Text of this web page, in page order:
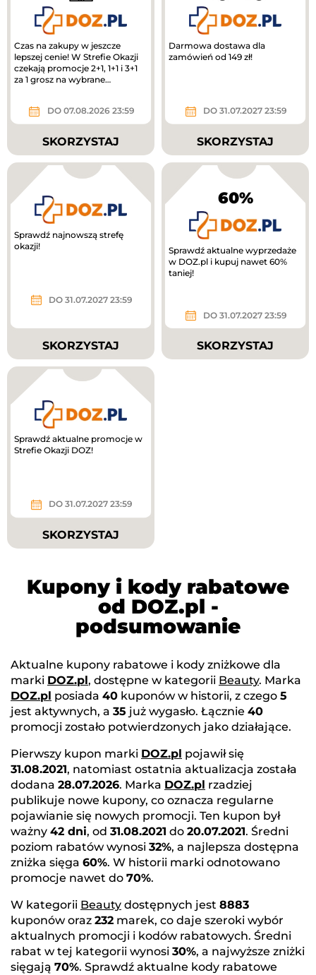
Czas na zakupy w jeszcze
lepszej cenie! W Strefie Okazji
czekają promocje 2+1, 1+1 i 3+1
za 1 grosz na wybrane
DO 07.08.2026 23:59
SKORZYSTAJ
Darmowa dostawa dla
zamówień od 149 zł!
DO 31.07.2027 23:59
SKORZYSTAJ
Sprawdź najnowszą strefę
okazji!
DO 31.07.2027 23:59
SKORZYSTAJ
60%
Sprawdź aktualne wyprzedaże
w DOZ.pl i kupuj nawet 60%
taniej!
DO 31.07.2027 23:59
SKORZYSTAJ
Sprawdź aktualne promocje w
Strefie Okazji DOZ!
DO 31.07.2027 23:59
SKORZYSTAJ
Kupony i kody rabatowe
od DOZ.pl -
podsumowanie
Aktualne kupony rabatowe i kody zniżkowe dla
marki DOZ.pl, dostępne w kategorii Beauty. Marka
DOZ.pl posiada 40 kuponów w historii, z czego 5
jest aktywnych, a 35 już wygasło. Łącznie 40
promocji zostało potwierdzonych jako działające.
Pierwszy kupon marki DOZ.pl pojawił się
31.08.2021, natomiast ostatnia aktualizacja została
dodana 28.07.2026. Marka DOZ.pl rzadziej
publikuje nowe kupony, co oznacza regularne
pojawianie się nowych promocji. Ten kupon był
ważny 42 dni, od 31.08.2021 do 20.07.2021. Średni
poziom rabatów wynosi 32%, a najlepsza dostępna
zniżka sięga 60%. W historii marki odnotowano
promocje nawet do 70%.
W kategorii Beauty dostępnych jest 8883
kuponów oraz 232 marek, co daje szeroki wybór
aktualnych promocji i kodów rabatowych. Średni
rabat w tej kategorii wynosi 30%, a najwyższe zniżki
sięgają 70%. Sprawdź aktualne kody rabatowe